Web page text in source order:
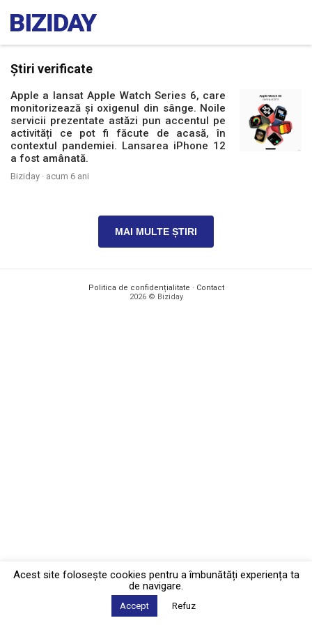
Știri verificate
Apple a lansat Apple Watch Series 6, care
monitorizează și oxigenul din sânge. Noile
servicii prezentate astăzi pun accentul pe
activități ce pot fi făcute de acasă, în
contextul pandemiei. Lansarea iPhone 12
a fost amânată.
Biziday · acum 6 ani
MAI MULTE ȘTIRI
Politica de confidențialitate · Contact
2026 © Biziday
Acest site foloseşte cookies pentru a îmbunătăți experiența ta
de navigare.
Accept Refuz